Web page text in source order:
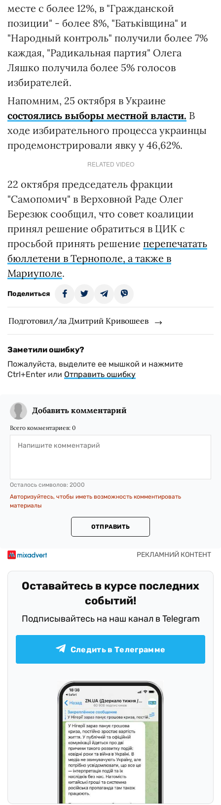
месте с более 12%, в "Гражданской
позиции" - более 8%, "Батьківщина" и
"Народный контроль" получили более 7%
каждая, "Радикальная партия" Олега
Ляшко получила более 5% голосов
избирателей.
Напомним, 25 октября в Украине
состоялись выборы местной власти. В
ходе избирательного процесса украинцы
продемонстрировали явку у 46,62%.
RELATED VIDEO
22 октября председатель фракции
"Самопомич" в Верховной Раде Олег
Березюк сообщил, что совет коалиции
принял решение обратиться в ЦИК с
просьбой принять решение перепечатать
бюллетени в Тернополе, а также в
Мариуполе.
Поделиться
Подготовил/ла Дмитрий Кривошеев
Заметили ошибку?
Пожалуйста, выделите ее мышкой и нажмите
Ctrl+Enter или Отправить ошибку
Добавить комментарий
Всего комментариев: 0
Осталось символов: 2000
Авторизуйтесь, чтобы иметь возможность комментировать
материалы
ОТПРАВИТЬ
Оставайтесь в курсе последних
событий!
Подписывайтесь на наш канал в Telegram
Следить в Телеграмме